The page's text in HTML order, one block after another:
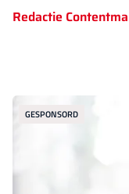
Redactie
GESPONSORD